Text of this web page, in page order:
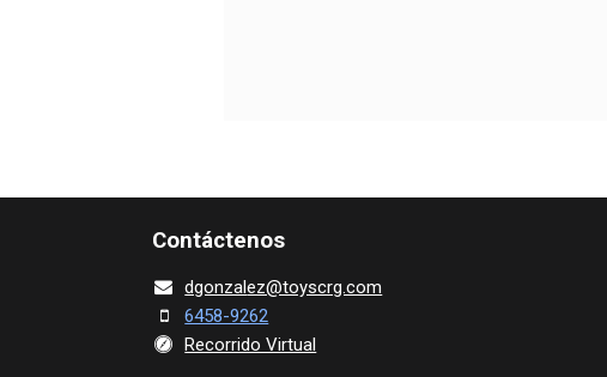
Contácte​nos
dgonza​lez@toy​scrg.c​o​m
6458-9262
Recorrido Virtual